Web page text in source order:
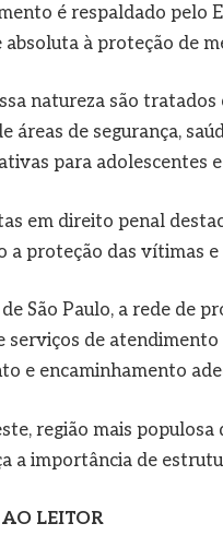
é respaldado pelo
à proteção de
natureza são
áreas de segurança,
para adolescentes
em direito penal
a proteção das vítimas
São Paulo, a rede de
serviços de
e encaminhamento
região mais
a importância de
LEITOR